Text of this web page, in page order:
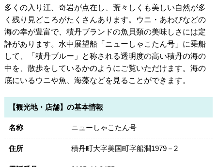
多くの入り江、奇岩が点在し、荒々しくも美しい自然が多
く残り見どころがたくさんあります。ウニ・あわびなどの
海の幸が豊富で、積丹ブランドの魚貝類の美味しさには定
評があります。水中展望船「ニューしゃこたん号」に乗船
して、「積丹ブルー」と称される透明度の高い積丹の海の
中を、散歩をしているかのようにご覧いただけます。海の
底にいるウニや魚、海藻などを見ることができます。
【観光地・店舗】の基本情報
名称 ニューしゃこたん号
住所 積丹町大字美国町字船澗1979－2